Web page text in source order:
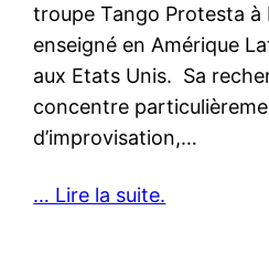
troupe Tango Protesta à
enseigné en Amérique
aux Etats Unis. Sa
concentre
d’improvisation,…
… Lire la suite.